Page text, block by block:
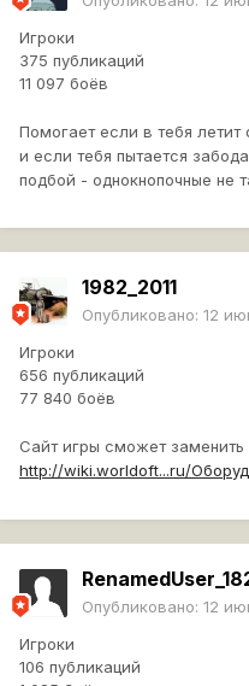
Игроки
375 публикаций
11 097 боёв
Помогает если в тебя
и если тебя пытается
подбой - однокнопочные не
1982_2011
Опубликовано: 12
Игроки
656 публикаций
77 840 боёв
Сайт игры сможет
http://wiki.worldoft...ru/
Опубликовано: 12
Игроки
106 публикаций